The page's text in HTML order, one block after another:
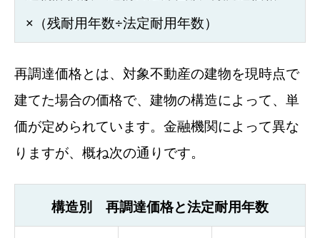
×（残耐用年数÷法定耐用年数）
再調達価格とは、対象不動産の建物を現時点で
建てた場合の価格で、建物の構造によって、単
価が定められています。金融機関によって異な
りますが、概ね次の通りです。
構造別 再調達価格と法定耐用年数